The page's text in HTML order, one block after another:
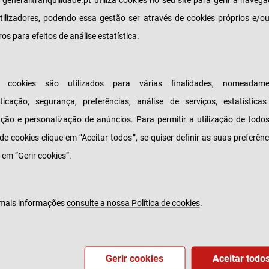
de sintoma de doença, Covid ou não Covid, ou
Dias, Chief Distribution Officer da Tranquilidade
especiais do último ano trouxeram
conjunto de medidas para apoiar os
podendo essa gestão ser através de cookies próprios e/
para efeitos de análise estatística.
cookies são utilizados para várias finalidades,
segurança, preferências, análise de serviços,
e personalização de anúncios. Para permitir a utilização de
cookies clique em “Aceitar todos”, se quiser definir as suas
“Gerir cookies”.
informaçõesconsulte a nossa Política de cookies.
Gerir cookies Aceitar